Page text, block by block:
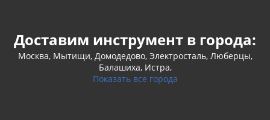
Доставим инструмент в города:
Москва, Мытищи, Домодедово, Электросталь, Люберцы,
Балашиха, Истра,
Показать все города